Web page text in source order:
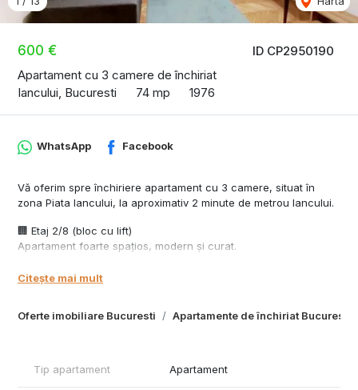
ID CP2950190
600 €
Apartament cu 3 camere de închiriat
Iancului, Bucuresti
74 mp 1976
Oferte imobiliare Bucuresti Apartamente de închiriat Bucuresti
WhatsApp Facebook
Vă oferim spre închiriere apartament cu 3 camere, situat în
zona Piata Iancului, la aproximativ 2 minute de metrou Iancului.
🏢 Etaj 2/8 (bloc cu lift)
Apartament foarte spațios, modern și curat.
Pentru detalii, vă rugăm să ne contactați la numărul din anunț.
Citește mai mult
Tip apartament Apartament